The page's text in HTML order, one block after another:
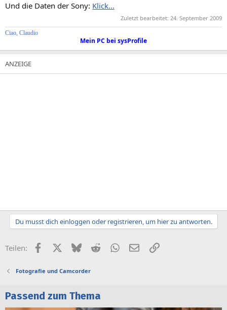
Und die Daten der Sony: Klick...
Zuletzt bearbeitet: 24. September 2009
Ciao, Claudio
Mein PC bei sysProfile
Du musst dich einloggen oder registrieren, um hier zu antworten.
Teilen: FacebookX (Twitter)
BlueskyRedditWhatsApp
E-MailLink
Fotografie und Camcorder
Passend zum Thema